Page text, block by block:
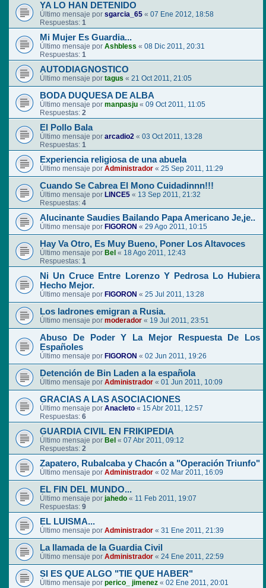
YA LO HAN DETENIDO
Último mensaje por sgarcia_65 « 07 Ene 2012, 18:58
Respuestas: 1
Mi Mujer Es Guardia...
Último mensaje por Ashbless « 08 Dic 2011, 20:31
Respuestas: 1
AUTODIAGNOSTICO
Último mensaje por tagus « 21 Oct 2011, 21:05
BODA DUQUESA DE ALBA
Último mensaje por manpasju « 09 Oct 2011, 11:05
Respuestas: 2
El Pollo Bala
Último mensaje por arcadio2 « 03 Oct 2011, 13:28
Respuestas: 1
Experiencia religiosa de una abuela
Último mensaje por Administrador « 25 Sep 2011, 11:29
Cuando Se Cabrea El Mono Cuidadinnn!!!
Último mensaje por LINCE5 « 13 Sep 2011, 21:32
Respuestas: 4
Alucinante Saudies Bailando Papa Americano Je,je..
Último mensaje por FIGORON « 29 Ago 2011, 10:15
Hay Va Otro, Es Muy Bueno, Poner Los Altavoces
Último mensaje por Bel « 18 Ago 2011, 12:43
Respuestas: 1
Ni Un Cruce Entre Lorenzo Y Pedrosa Lo Hubiera
Hecho Mejor.
Último mensaje por FIGORON « 25 Jul 2011, 13:28
Los ladrones emigran a Rusia.
Último mensaje por moderador « 19 Jul 2011, 23:51
Abuso De Poder Y La Mejor Respuesta De Los
Españoles
Último mensaje por FIGORON « 02 Jun 2011, 19:26
Detención de Bin Laden a la española
Último mensaje por Administrador « 01 Jun 2011, 10:09
GRACIAS A LAS ASOCIACIONES
Último mensaje por Anacleto « 15 Abr 2011, 12:57
Respuestas: 6
GUARDIA CIVIL EN FRIKIPEDIA
Último mensaje por Bel « 07 Abr 2011, 09:12
Respuestas: 2
Zapatero, Rubalcaba y Chacón a "Operación Triunfo"
Último mensaje por Administrador « 02 Mar 2011, 16:09
EL FIN DEL MUNDO...
Último mensaje por jahedo « 11 Feb 2011, 19:07
Respuestas: 9
EL LUISMA...
Último mensaje por Administrador « 31 Ene 2011, 21:39
La llamada de la Guardia Civil
Último mensaje por Administrador « 24 Ene 2011, 22:59
SI ES QUE ALGO "TIE QUE HABER"
Último mensaje por perico_ jimenez « 02 Ene 2011, 20:01